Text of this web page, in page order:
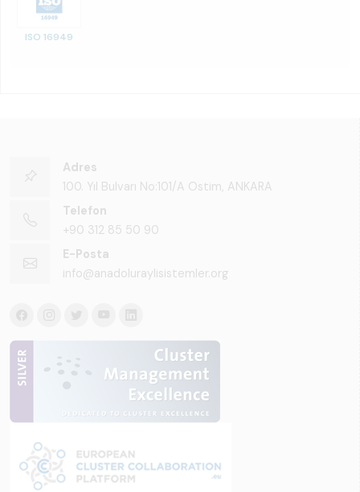
ISO 16949
Adres
100. Yıl Bulvarı No:101/A Ostim, ANKARA
Telefon
+90 312 85 50 90
E-Posta
info@anadoluraylisistemler.org